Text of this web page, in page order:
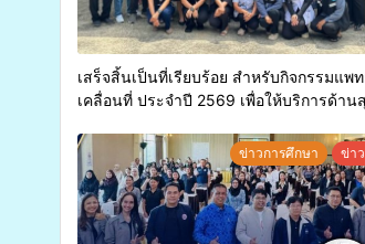
เสร็จสิ้นเป็นที่เรียบร้อย สำหรับกิจกรรมแพ
เคลื่อนที่ ประจำปี 2569 เพื่อให้บริการด้าน
ข่าวการศึกษา ข่า